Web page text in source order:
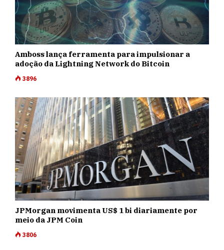
Amboss lança ferramenta para impulsionar a
adoção da Lightning Network do Bitcoin
3896
JPMorgan movimenta US$ 1 bi diariamente por
meio da JPM Coin
3806